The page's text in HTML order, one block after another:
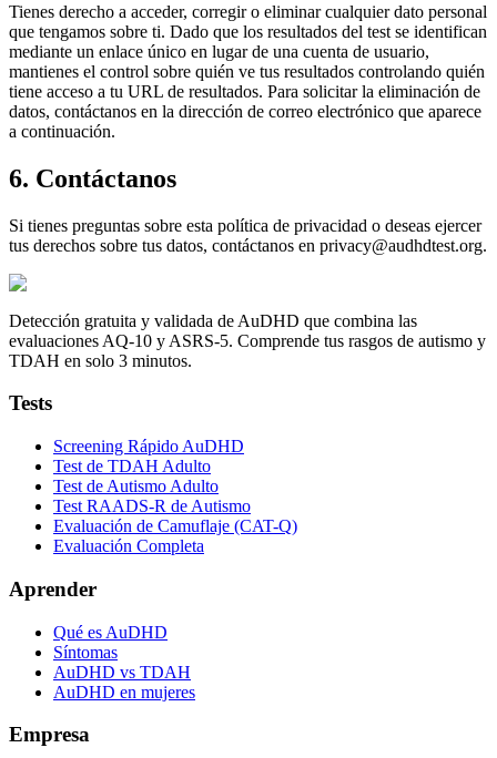
Tienes derecho a acceder, corregir o eliminar cualquier dato personal
que tengamos sobre ti. Dado que los resultados del test se identifican
mediante un enlace único en lugar de una cuenta de usuario,
mantienes el control sobre quién ve tus resultados controlando quién
tiene acceso a tu URL de resultados. Para solicitar la eliminación de
datos, contáctanos en la dirección de correo electrónico que aparece
a continuación.
6. Contáctanos
Si tienes preguntas sobre esta política de privacidad o deseas ejercer
tus derechos sobre tus datos, contáctanos en privacy@audhdtest.org.
Detección gratuita y validada de AuDHD que combina las
evaluaciones AQ-10 y ASRS-5. Comprende tus rasgos de autismo y
TDAH en solo 3 minutos.
Tests
Screening Rápido AuDHD
Test de TDAH Adulto
Test de Autismo Adulto
Test RAADS-R de Autismo
Evaluación de Camuflaje (CAT-Q)
Evaluación Completa
Aprender
Qué es AuDHD
Síntomas
AuDHD vs TDAH
AuDHD en mujeres
Empresa